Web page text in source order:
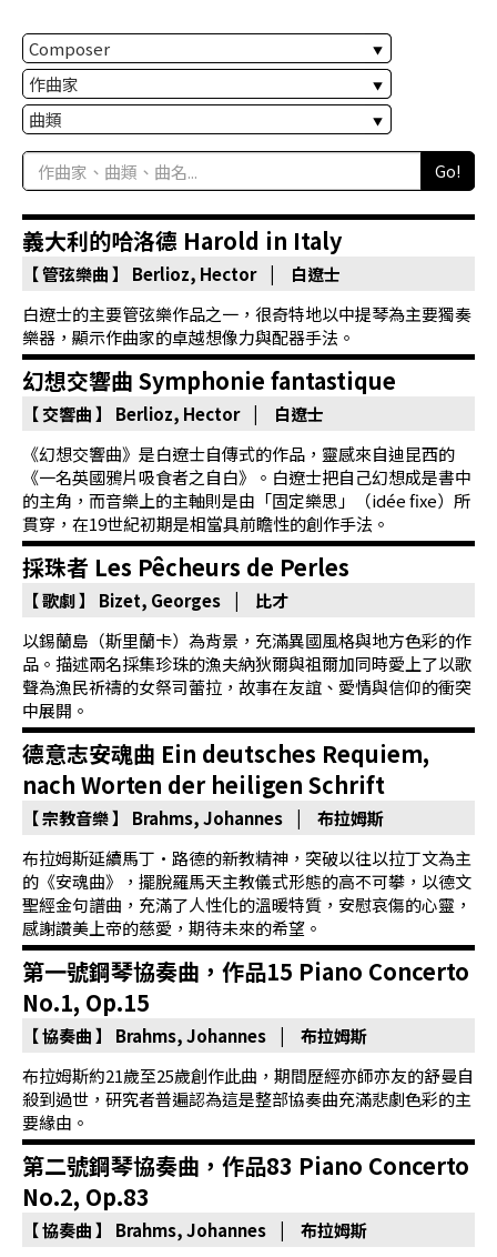
夜
鶯
百
科
夜
鶯
出
版
品
最
新
消
息
關
於
夜
鶯
基
金
會
聯
絡
我
們
登
入/
加
入
會
員
回
首
頁
Go!
義大利的哈洛德 Harold in Italy
【 管弦樂曲 】
Berlioz, Hector | 白遼士
白遼士的主要管弦樂作品之一，很奇特地以中提琴為主要獨奏
樂器，顯示作曲家的卓越想像力與配器手法。
幻想交響曲 Symphonie fantastique
【 交響曲 】
Berlioz, Hector | 白遼士
《幻想交響曲》是白遼士自傳式的作品，靈感來自迪昆西的
《一名英國鴉片吸食者之自白》。白遼士把自己幻想成是書中
的主角，而音樂上的主軸則是由「固定樂思」（idée fixe）所
貫穿，在19世紀初期是相當具前瞻性的創作手法。
採珠者 Les Pêcheurs de Perles
【 歌劇 】
Bizet, Georges | 比才
以錫蘭島（斯里蘭卡）為背景，充滿異國風格與地方色彩的作
品。描述兩名採集珍珠的漁夫納狄爾與祖爾加同時愛上了以歌
聲為漁民祈禱的女祭司蕾拉，故事在友誼、愛情與信仰的衝突
中展開。
德意志安魂曲 Ein deutsches Requiem,
nach Worten der heiligen Schrift
【 宗教音樂 】
Brahms, Johannes | 布拉姆斯
布拉姆斯延續馬丁•路德的新教精神，突破以往以拉丁文為主
的《安魂曲》，擺脫羅馬天主教儀式形態的高不可攀，以德文
聖經金句譜曲，充滿了人性化的溫暖特質，安慰哀傷的心靈，
感謝讚美上帝的慈愛，期待未來的希望。
第一號鋼琴協奏曲，作品15 Piano Concerto
No.1, Op.15
【 協奏曲 】
Brahms, Johannes | 布拉姆斯
布拉姆斯約21歲至25歲創作此曲，期間歷經亦師亦友的舒曼自
殺到過世，研究者普遍認為這是整部協奏曲充滿悲劇色彩的主
要緣由。
第二號鋼琴協奏曲，作品83 Piano Concerto
No.2, Op.83
【 協奏曲 】
Brahms, Johannes | 布拉姆斯